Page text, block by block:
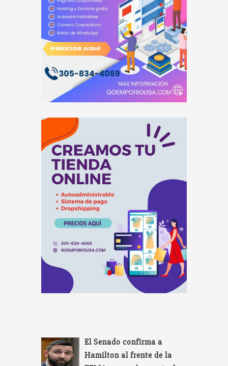
El Senado confirma a
Hamilton al frente de la